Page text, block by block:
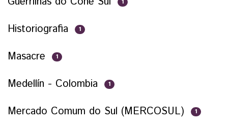
1
Historiografia 1
Masacre 1
Medellín - Colombia 1
Mercado Comum do Sul (MERCOSUL) 1